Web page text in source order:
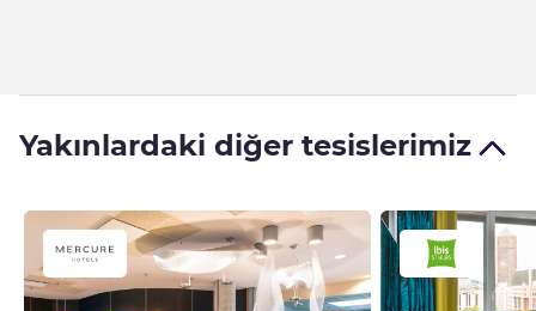
Yakınlardaki diğer tesislerimiz